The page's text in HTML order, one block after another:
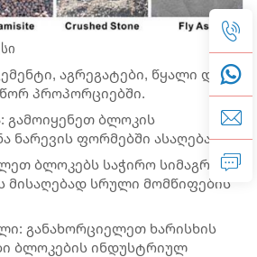
აგრეგატები, წყალი და
პროპორციებში.
გამოიყენეთ ბლოკის
ნარევის ფორმებში ასაღებად.
ბლოკებს საჭირო სიმაგრისა
მისაღებად სრული მომწიფების
განახორციელეთ ხარისხის
ბლოკების ინდუსტრიულ